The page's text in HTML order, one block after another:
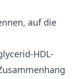
auf die
HDL-